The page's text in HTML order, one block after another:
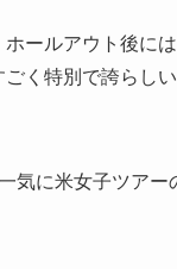
ールアウト後には
く特別で誇らし
に米女子ツアー